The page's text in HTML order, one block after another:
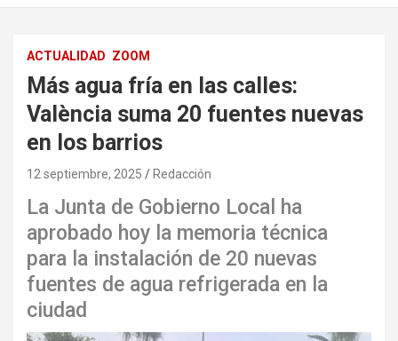
ACTUALIDAD ZOOM
Más agua fría en las calles:
València suma 20 fuentes nuevas
en los barrios
12 septiembre, 2025 Redacción
La Junta de Gobierno Local ha
aprobado hoy la memoria técnica
para la instalación de 20 nuevas
fuentes de agua refrigerada en la
ciudad